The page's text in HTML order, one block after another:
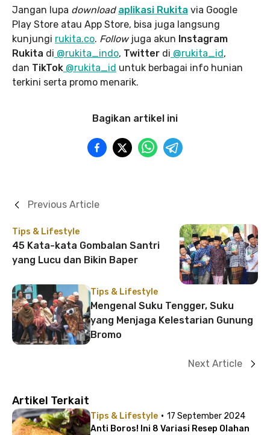
Jangan lupa download aplikasi Rukita via Google
Play Store atau App Store, bisa juga langsung
kunjungi rukita.co. Followjuga akun Instagram
Rukita di @rukita_indo, Twitter di @rukita_id ,
dan TikTok @rukita_id untuk berbagai info hunian
terkini serta promo menarik.
Bagikan artikel ini
Tips & Lifestyle
45 Kata-kata Gombalan Santri
yang Lucu dan Bikin Baper
Previous Article
Tips & Lifestyle
Mengenal Suku Tengger, Suku
yang Menjaga Kelestarian Gunung
Bromo
Next Article
Artikel Terkait
Tips & Lifestyle · 17 September 2024
Anti Boros! Ini 8 Variasi Resep Olahan